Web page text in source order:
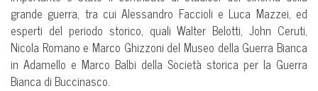
grande guerra, tra cui Alessandro Faccioli e Luca Mazzei, ed
esperti del periodo storico, quali Walter Belotti, John Ceruti,
Nicola Romano e Marco Ghizzoni del Museo della Guerra Bianca
in Adamello e Marco Balbi della Società storica per la Guerra
Bianca di Buccinasco.